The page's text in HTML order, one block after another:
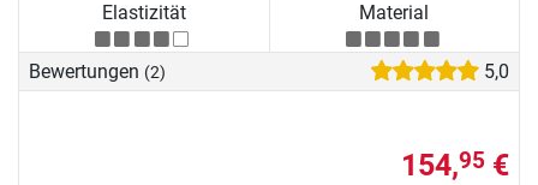
Elastizität Material
Bewertungen (2) 5,0
154,95 €